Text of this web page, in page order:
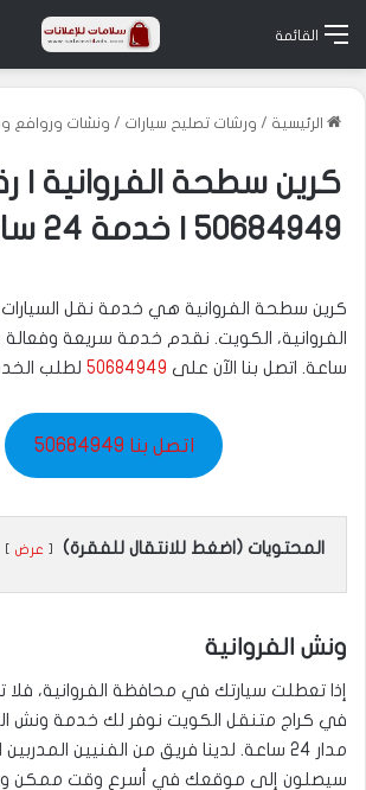
القائمة
الرئيسية / ورشات تصليح سيارات / ونشات وروافع
كرين سطحة الفروانية |
50684949 | خدمة 24 ساعة
كرين سطحة الفروانية هي خدمة نقل
ساعة. اتصل بنا الآن على 50684949 لطلب
اتصل بنا 50684949
المحتويات (اضغط للانتقال للفقرة) عرض
ونش الفروانية
إذا تعطلت سيارتك في محافظة الفروانية،
في كراج متنقل الكويت نوفر لك خدمة ونش
مدار 24 ساعة. لدينا فريق من الفنيين
سيصلون إلى موقعك في أسرع وقت ممكن